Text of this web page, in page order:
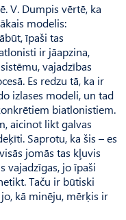
V. Dumpis vērtē, ka
modelis:
īpaši tas
ir jāapzina,
vajadzības
Es redzu tā, ka ir
izlases modeli, un tad
biatlonistiem.
aicinot likt galvas
Saprotu, ka šis – es
jomās tas kļuvis
vajadzīgas, jo īpaši
Taču ir būtiski
kā minēju, mērķis ir